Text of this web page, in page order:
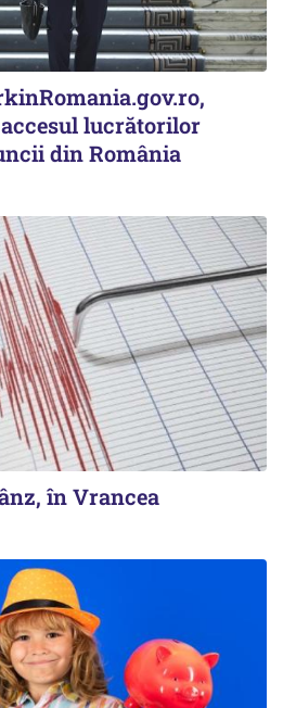
lucrătorilor
din România
în Vrancea